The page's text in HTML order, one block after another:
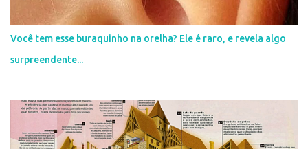
o
Você tem esse buraquinho na orelha? Ele é raro, e revela algo
surpreendente...